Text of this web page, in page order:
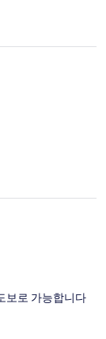
보로 가능합니다